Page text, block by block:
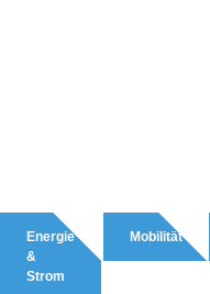
Energie
&
Strom
Mobilität